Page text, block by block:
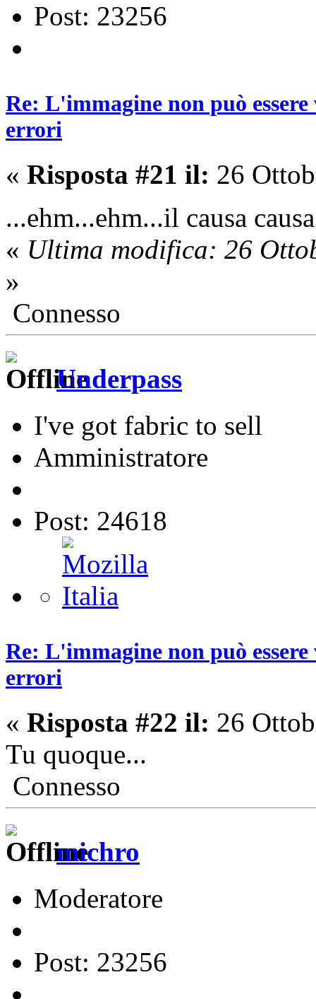
Post: 23256
Re: L'immagine non può
errori
« Risposta #21 il: 26
...ehm...ehm...il causa
« Ultima modifica: 26
»
Connesso
Underpass
I've got fabric to sell
Amministratore
Post: 24618
Re: L'immagine non può
errori
« Risposta #22 il: 26
Tu quoque...
Connesso
michro
Moderatore
Post: 23256